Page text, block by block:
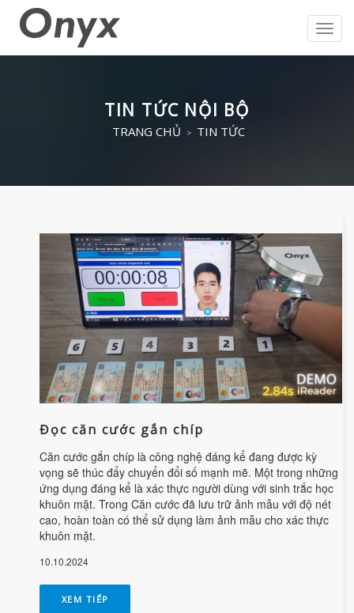
TIN TỨC NỘI BỘ
TRANG CHỦ TIN TỨC
Đọc căn cước gắn chíp
Căn cước gắn chíp là công nghệ đáng kể đang được kỳ
vọng sẽ thúc đẩy chuyển đổi số mạnh mẽ. Một trong những
ứng dụng đáng kể là xác thực người dùng với sinh trắc học
khuôn mặt. Trong Căn cước đã lưu trữ ảnh mẫu với độ nét
cao, hoàn toàn có thể sử dụng làm ảnh mẫu cho xác thực
khuôn mặt.
10.10.2024
XEM TIẾP